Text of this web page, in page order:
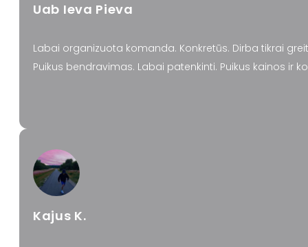
Uab Ieva Pieva
Labai organizuota komanda. Konkretūs. Dirba tikrai
Puikus bendravimas. Labai patenkinti. Puikus kainos ir
Kajus K.